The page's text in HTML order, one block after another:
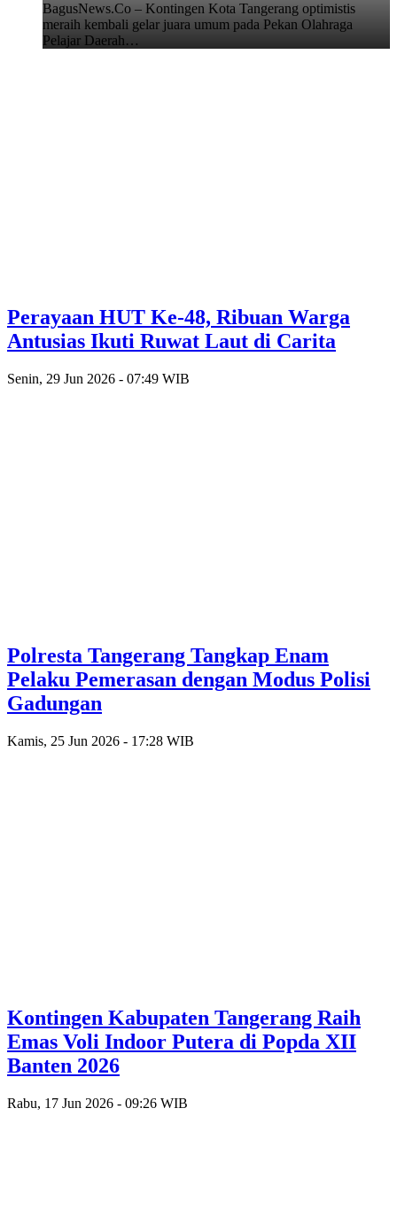
BagusNews.Co – Kontingen Kota Tangerang optimistis
meraih kembali gelar juara umum pada Pekan Olahraga
Pelajar Daerah…
Perayaan HUT Ke-48, Ribuan Warga
Antusias Ikuti Ruwat Laut di Carita
Senin, 29 Jun 2026 - 07:49 WIB
Polresta Tangerang Tangkap Enam
Pelaku Pemerasan dengan Modus Polisi
Gadungan
Kamis, 25 Jun 2026 - 17:28 WIB
Kontingen Kabupaten Tangerang Raih
Emas Voli Indoor Putera di Popda XII
Banten 2026
Rabu, 17 Jun 2026 - 09:26 WIB